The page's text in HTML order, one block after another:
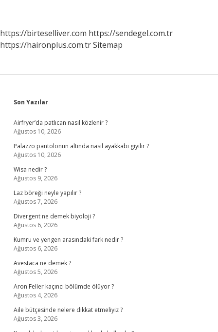
https://birteselliver.com https://sendegel.com.tr
https://haironplus.com.trSitemap
Sidebar
Son Yazılar
Airfryer’da patlıcan nasıl közlenir ?
Ağustos 10, 2026
Palazzo pantolonun altında nasıl ayakkabı giyilir ?
Ağustos 10, 2026
Wisa nedir ?
Ağustos 9, 2026
Laz böreği neyle yapılır ?
Ağustos 7, 2026
Divergent ne demek biyoloji ?
Ağustos 6, 2026
Kumru ve yengen arasındaki fark nedir ?
Ağustos 6, 2026
Avestaca ne demek ?
Ağustos 5, 2026
Aron Feller kaçıncı bölümde ölüyor ?
Ağustos 4, 2026
Aile bütçesinde nelere dikkat etmeliyiz ?
Ağustos 3, 2026